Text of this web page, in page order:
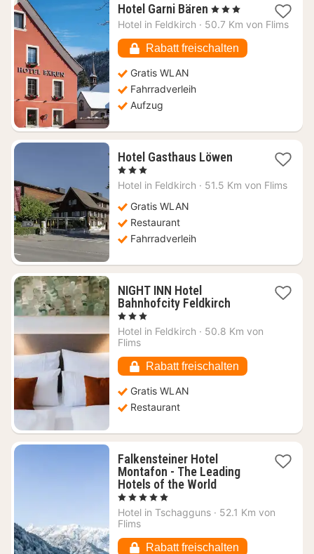
Hotel Garni Bären 1
Nacht
90
€
, 3 Sterne
Hotel in Feldkirch · 50.7 Km von Flims
Rabatt freischalten
Gratis WLAN
Fahrradverleih
Aufzug
Hotel Gasthaus Löwen1
ab
, 3 Sterne
Hotel in Feldkirch · 51.5 Km von Flims
Gratis WLAN
Restaurant
Fahrradverleih
NIGHT INN Hotel
Bahnhofcity Feldkirch1
ab
, 3 Sterne
Hotel in Feldkirch · 50.8 Km von
Flims
Rabatt freischalten
Gratis WLAN
Restaurant
Falkensteiner Hotel
Montafon - The Leading
Hotels of the World1
ab
, 5 Sterne
Hotel in Tschagguns · 52.1 Km von
Flims
Rabatt freischalten